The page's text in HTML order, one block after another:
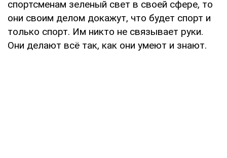
спортсменам зеленый свет в своей сфере, то
они своим делом докажут, что будет спорт и
только спорт. Им никто не связывает руки.
Они делают всё так, как они умеют и знают.